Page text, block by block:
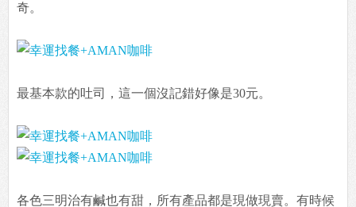
奇。
最基本款的吐司，這一個沒記錯好像是30元。
各色三明治有鹹也有甜，所有產品都是現做現賣。有時候